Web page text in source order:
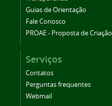
Guias de Orientação
Fale Conosco
PROAE - Proposta de Criação
Serviços
Contatos
Perguntas frequentes
Webmail